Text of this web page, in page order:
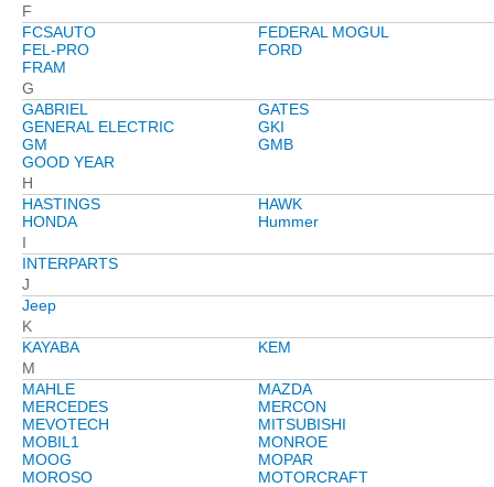
F
FCSAUTO
FEDERAL MOGUL
FEL-PRO
FORD
FRAM
G
GABRIEL
GATES
GENERAL ELECTRIC
GKI
GM
GMB
GOOD YEAR
H
HASTINGS
HAWK
HONDA
Hummer
I
INTERPARTS
J
Jeep
K
KAYABA
KEM
M
MAHLE
MAZDA
MERCEDES
MERCON
MEVOTECH
MITSUBISHI
MOBIL1
MONROE
MOOG
MOPAR
MOROSO
MOTORCRAFT